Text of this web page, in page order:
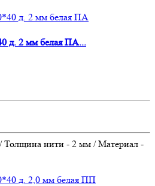
д. 2 мм белая ПА...
Толщина нити - 2 мм / Материал -